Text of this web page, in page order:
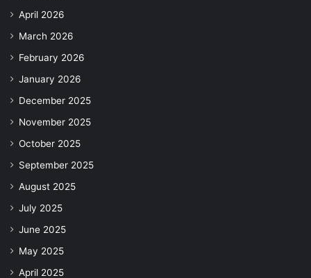
April 2026
March 2026
February 2026
January 2026
December 2025
November 2025
October 2025
September 2025
August 2025
July 2025
June 2025
May 2025
April 2025